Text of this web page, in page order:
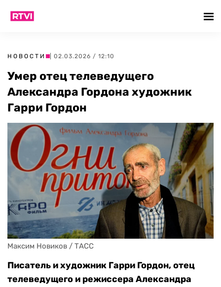
НОВОСТИ | 02.03.2026 / 12:10
Умер отец телеведущего
Александра Гордона художник
Гарри Гордон
Максим Новиков / ТАСС
Писатель и художник Гарри Гордон, отец
телеведущего и режиссера Александра